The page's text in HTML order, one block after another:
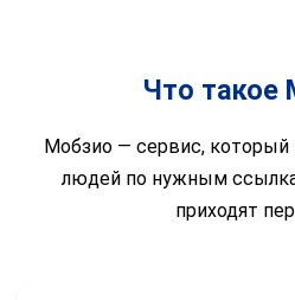
Что такое
Мобзио — сервис, который
людей по нужным
приходят